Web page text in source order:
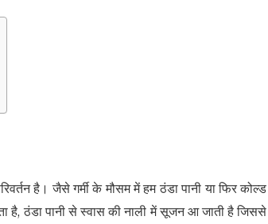
है। जैसे गर्मी के मौसम में हम ठंडा पानी या फिर कोल्ड
है, ठंडा पानी से स्वास की नाली में सूजन आ जाती है जिससे